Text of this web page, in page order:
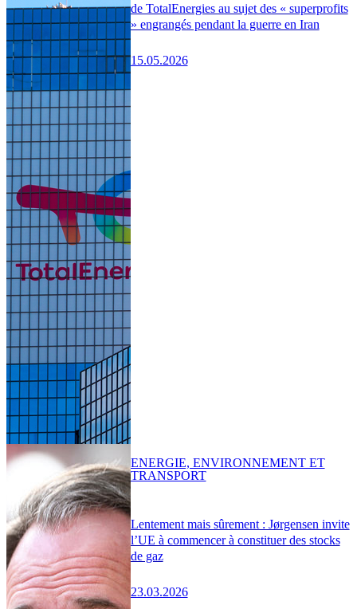
de TotalEnergies au sujet des « superprofits
» engrangés pendant la guerre en Iran
15.05.2026
Lentement mais sûrement : Jørgensen invite
l’UE à commencer à constituer des stocks
de gaz
23.03.2026
ENERGIE, ENVIRONNEMENT ET
TRANSPORT